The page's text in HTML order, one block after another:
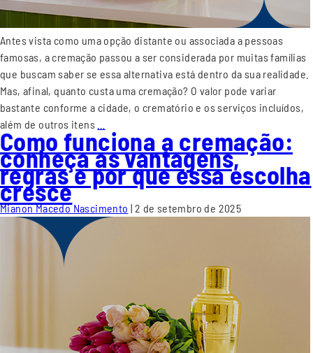
Antes vista como uma opção distante ou associada a pessoas
famosas, a cremação passou a ser considerada por muitas famílias
que buscam saber se essa alternativa está dentro da sua realidade.
Mas, afinal, quanto custa uma cremação? O valor pode variar
bastante conforme a cidade, o crematório e os serviços incluídos,
além de outros itens
Como funciona a cremação:
conheça as vantagens,
regras e por que essa escolha
cresce
Mianon Macedo Nascimento | 2 de setembro de 2025